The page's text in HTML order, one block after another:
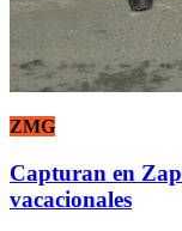
ZMG
Capturan en
vacacionales